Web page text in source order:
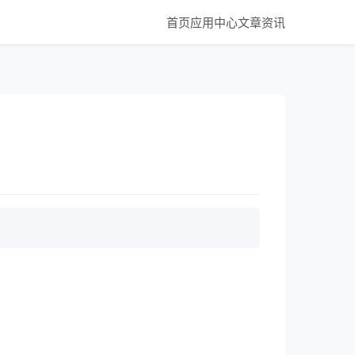
首页应用中心文章资讯